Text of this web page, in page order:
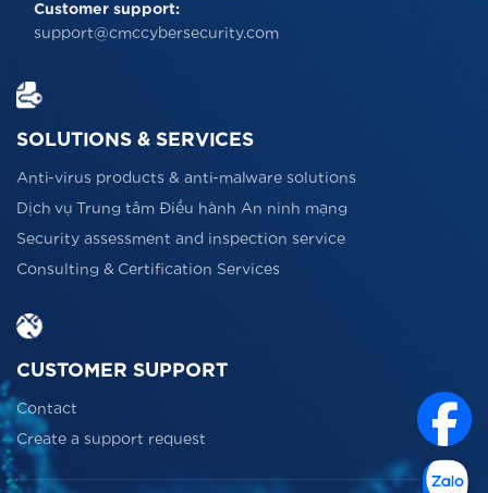
Customer support:
support@cmccybersecurity.com
SOLUTIONS & SERVICES
Anti-virus products & anti-malware solutions
Dịch vụ Trung tâm Điều hành An ninh mạng
Security assessment and inspection service
Consulting & Certification Services
CUSTOMER SUPPORT
Contact
Create a support request